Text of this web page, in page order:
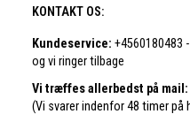
KONTAKT OS:
Kundeservice: +4560180483
og vi ringer tilbage
Vi træffes allerbedst på mail:
(Vi svarer indenfor 48 timer på